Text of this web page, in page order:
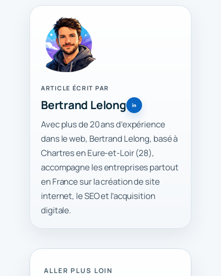
ARTICLE ÉCRIT PAR
Bertrand Lelong
Avec plus de 20 ans d’expérience
dans le web, Bertrand Lelong, basé à
Chartres en Eure-et-Loir (28),
accompagne les entreprises partout
en France sur la création de site
internet, le SEO et l’acquisition
digitale.
ALLER PLUS LOIN